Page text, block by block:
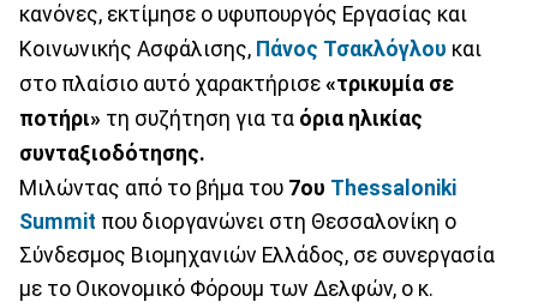
κανόνες, εκτίμησε ο υφυπουργός Εργασίας και
Κοινωνικής Ασφάλισης, Πάνος Τσακλόγλου και
στο πλαίσιο αυτό χαρακτήρισε «τρικυμία σε
ποτήρι» τη συζήτηση για τα όρια ηλικίας
συνταξιοδότησης.
Μιλώντας από το βήμα του 7ου Thessaloniki
Summit που διοργανώνει στη Θεσσαλονίκη ο
Σύνδεσμος Βιομηχανιών Ελλάδος, σε συνεργασία
με το Οικονομικό Φόρουμ των Δελφών, ο κ.